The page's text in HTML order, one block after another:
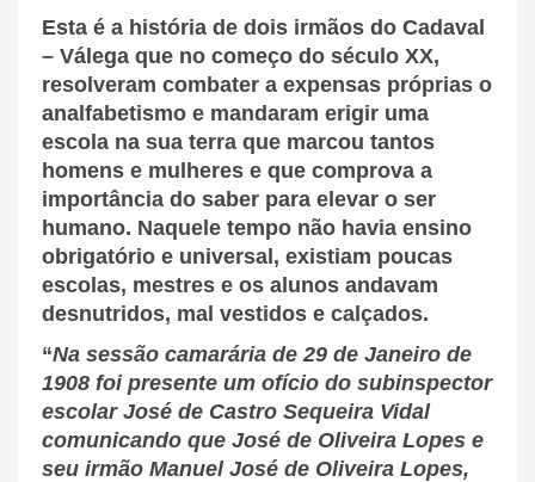
Esta é a história de dois irmãos do Cadaval
– Válega que no começo do século XX,
resolveram combater a expensas próprias o
analfabetismo e mandaram erigir uma
escola na sua terra que marcou tantos
homens e mulheres e que comprova a
importância do saber para elevar o ser
humano. Naquele tempo não havia ensino
obrigatório e universal, existiam poucas
escolas, mestres e os alunos andavam
desnutridos, mal vestidos e calçados.
“Na sessão camarária de 29 de Janeiro de
1908 foi presente um ofício do subinspector
escolar José de Castro Sequeira Vidal
comunicando que José de Oliveira Lopes e
seu irmão Manuel José de Oliveira Lopes,